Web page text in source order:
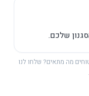
שלכם.
מה מתאים? שלחו לנו